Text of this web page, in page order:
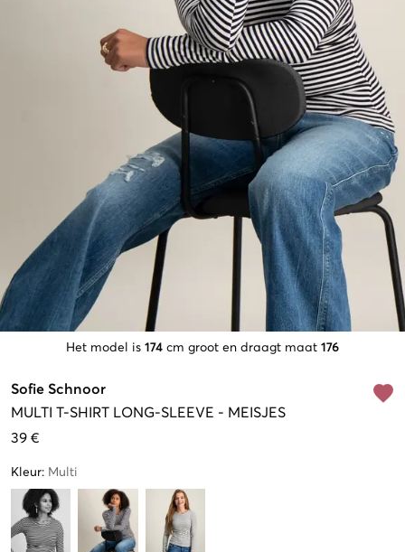
Het model is 174 cm groot en draagt maat 176
Sofie Schnoor
MULTI T-SHIRT LONG-SLEEVE - MEISJES
39 €
Kleur: Multi